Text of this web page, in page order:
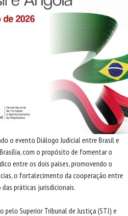
o evento Diálogo Judicial entre Brasil e
com o propósito de fomentar o
entre os dois países, promovendo o
o fortalecimento da cooperação entre
práticas jurisdicionais.
Superior Tribunal de Justiça (STJ) e